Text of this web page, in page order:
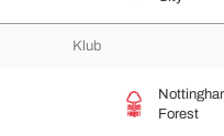
Klub
Forest